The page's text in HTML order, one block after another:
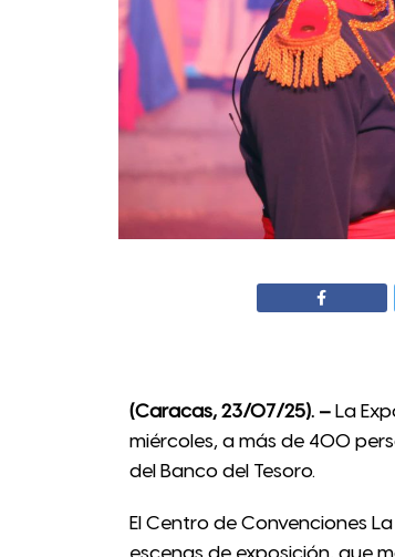
(Caracas, 23/07/25). – La
miércoles, a más de 400
del Banco del Tesoro.
El Centro de Convenciones